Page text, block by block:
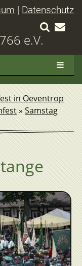
| Datenschutz
e.V.
in Oeventrop
»Samstag